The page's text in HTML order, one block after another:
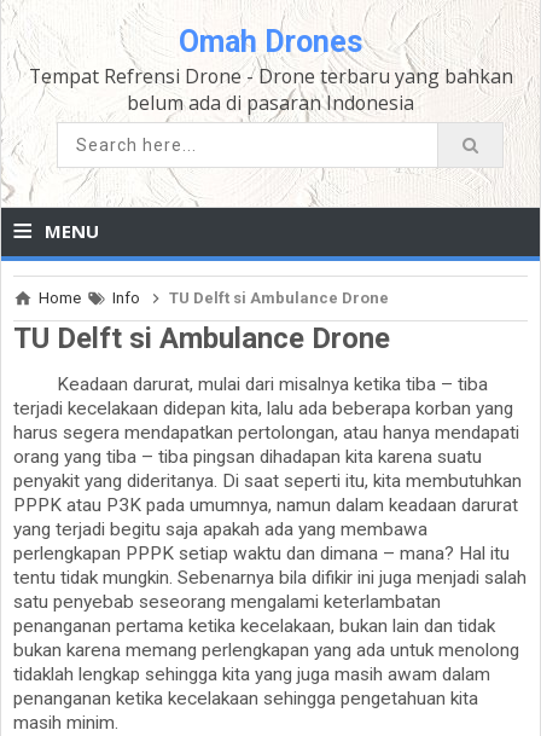
Omah Drones
Tempat Refrensi Drone - Drone terbaru yang bahkan
belum ada di pasaran Indonesia
≡ MENU
Home Info TU Delft si Ambulance Drone
TU Delft si Ambulance Drone
Keadaan darurat, mulai dari misalnya ketika tiba – tiba
terjadi kecelakaan didepan kita, lalu ada beberapa korban yang
harus segera mendapatkan pertolongan, atau hanya mendapati
orang yang tiba – tiba pingsan dihadapan kita karena suatu
penyakit yang dideritanya. Di saat seperti itu, kita membutuhkan
PPPK atau P3K pada umumnya, namun dalam keadaan darurat
yang terjadi begitu saja apakah ada yang membawa
perlengkapan PPPK setiap waktu dan dimana – mana? Hal itu
tentu tidak mungkin. Sebenarnya bila difikir ini juga menjadi salah
satu penyebab seseorang mengalami keterlambatan
penanganan pertama ketika kecelakaan, bukan lain dan tidak
bukan karena memang perlengkapan yang ada untuk menolong
tidaklah lengkap sehingga kita yang juga masih awam dalam
penanganan ketika kecelakaan sehingga pengetahuan kita
masih minim.